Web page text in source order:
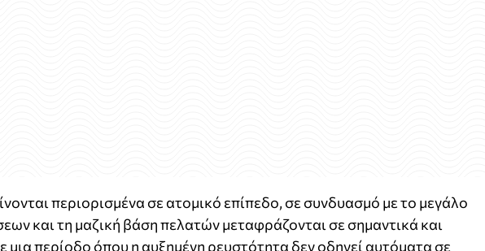
περιορισμένα σε ατομικό επίπεδο, σε συνδυασμό με το μεγάλο
και τη μαζική βάση πελατών μεταφράζονται σε σημαντικά και
μια περίοδο όπου η αυξημένη ρευστότητα δεν οδηγεί αυτόματα σε